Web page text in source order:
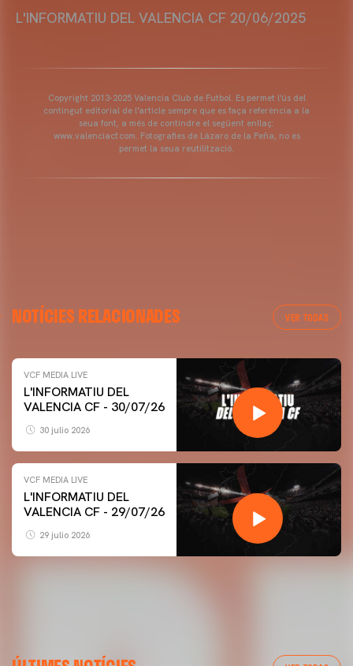
L'INFORMATIU DEL VALENCIA CF 20/06/2025
Copyright 2013-2025 Valencia Club de Futbol. Es permet l'ús del
contingut editorial de l'article sempre que es faça referència a la
seua font, a més de contindre el següent enllaç:
www.valenciacf.com. Fotografies de Lázaro de la Peña, no es
permet la seua reutilització.
NOTÍCIES RELACIONADES VER TODAS
VCF MEDIA LIVE
L'INFORMATIU DEL
VALENCIA CF - 30/07/26
30 julio 2026
VCF MEDIA LIVE
L'INFORMATIU DEL
VALENCIA CF - 29/07/26
29 julio 2026